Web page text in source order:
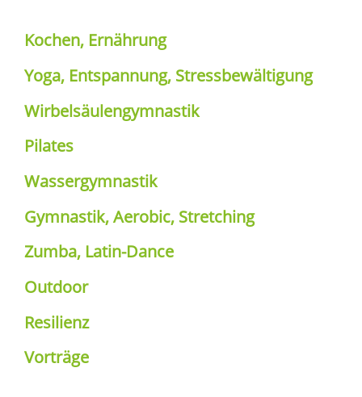
Kochen, Ernährung
Yoga, Entspannung, Stressbewältigung
Wirbelsäulengymnastik
Pilates
Wassergymnastik
Gymnastik, Aerobic, Stretching
Zumba, Latin-Dance
Outdoor
Resilienz
Vorträge